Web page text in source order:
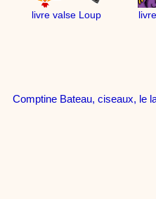
livre valse Loup
Comptine Bateau, ciseaux, le